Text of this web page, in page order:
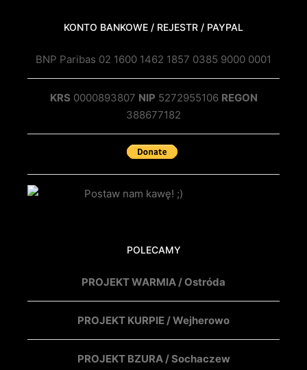
KONTO BANKOWE / REJESTR / PAYPAL
BNP Paribas 02 1600 1462 1857 0385 9000 0001
KRS 0000893807 NIP 5272955106 REGON
388677182
POLECAMY
PROJEKT WARMIA / Ostróda
PROJEKT KURPIE / Wejherowo
PROJEKT BZURA / Sochaczew